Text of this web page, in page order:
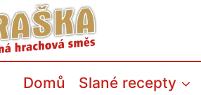
Domů Slané recepty